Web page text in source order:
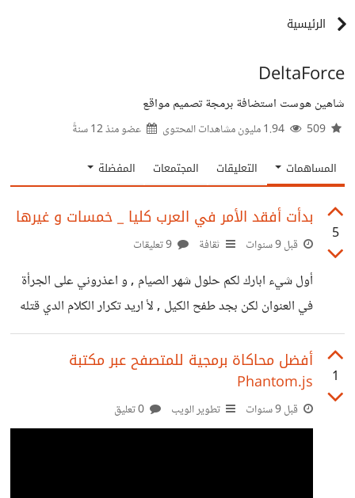
الرئيسية
DeltaForce
شاهين هوست استضافة برمجة تصميم مواقع
عضو منذ12 سنةً
المساهمات التعليقات المجتمعات المفضلة
5
بدأت أفقد الأمر في العرب كليا _ خمسات و غيرها
قبل 9 سنوات ثقافة
أول شيء ابارك لكم حلول شهر الصيام , و اعذروني على الجرأة
في العنوان لكن بجد طفح الكيل , لأ اريد تكرار الكلام الدي قتله
في موضوعي السابق حول خمسات , لكني أريد التكلم على ثقافة
المشتري العربي في كل شيء تقريبا و خصوصا المجال الثقني .
لاحظت شيء مشترك بين كل من تعاملت معه أنه يعطيك حقك
كامل بدون ان تطلب اي شيء , حتى في المفواضات حول
1
أفضل محاكاة برمجية للمتصفح عبر مكتبة
Phantom.js
قبل 9 سنوات تطوير الويب